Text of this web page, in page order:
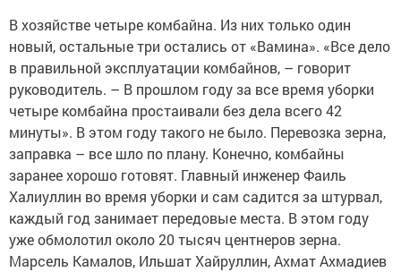
В хозяйстве четыре комбайна. Из них только один
новый, остальные три остались от «Вамина». «Все дело
в правильной эксплуатации комбайнов, – говорит
руководитель. – В прошлом году за все время уборки
четыре комбайна простаивали без дела всего 42
минуты». В этом году такого не было. Перевозка зерна,
заправка – все шло по плану. Конечно, комбайны
заранее хорошо готовят. Главный инженер Фаиль
Халиуллин во время уборки и сам садится за штурвал,
каждый год занимает передовые места. В этом году
уже обмолотил около 20 тысяч центнеров зерна.
Марсель Камалов, Ильшат Хайруллин, Ахмат Ахмадиев